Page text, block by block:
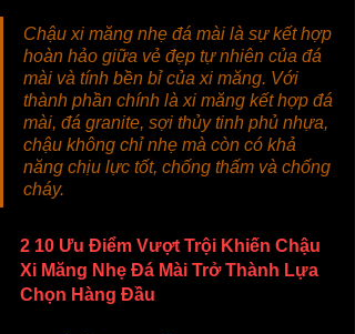
Chậu xi măng nhẹ đá mài là sự kết hợp
hoàn hảo giữa vẻ đẹp tự nhiên của đá
mài và tính bền bỉ của xi măng. Với
thành phần chính là xi măng kết hợp đá
mài, đá granite, sợi thủy tinh phủ nhựa,
chậu không chỉ nhẹ mà còn có khả
năng chịu lực tốt, chống thấm và chống
cháy.
2 10 Ưu Điểm Vượt Trội Khiến Chậu
Xi Măng Nhẹ Đá Mài Trở Thành Lựa
Chọn Hàng Đầu